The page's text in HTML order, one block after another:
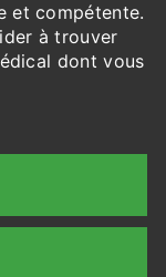
et compétente.
à trouver
dont vous